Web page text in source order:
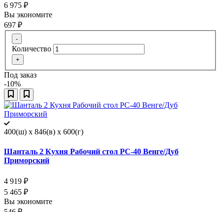
6 975 ₽
Вы экономите
697 ₽
-
Количество
+
Под заказ
-10%
400(ш) x 846(в) x 600(г)
Шанталь 2 Кухня Рабочий стол РС-40 Венге/Дуб
Приморский
4 919 ₽
5 465 ₽
Вы экономите